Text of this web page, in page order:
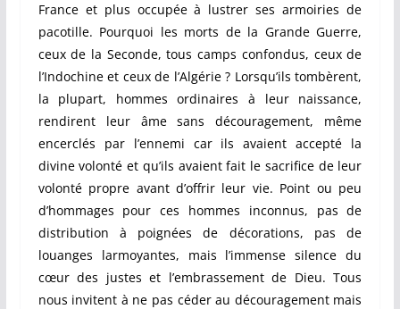
France et plus occupée à lustrer ses armoiries de
pacotille. Pourquoi les morts de la Grande Guerre,
ceux de la Seconde, tous camps confondus, ceux de
l’Indochine et ceux de l’Algérie ? Lorsqu’ils tombèrent,
la plupart, hommes ordinaires à leur naissance,
rendirent leur âme sans découragement, même
encerclés par l’ennemi car ils avaient accepté la
divine volonté et qu’ils avaient fait le sacrifice de leur
volonté propre avant d’offrir leur vie. Point ou peu
d’hommages pour ces hommes inconnus, pas de
distribution à poignées de décorations, pas de
louanges larmoyantes, mais l’immense silence du
cœur des justes et l’embrassement de Dieu. Tous
nous invitent à ne pas céder au découragement mais